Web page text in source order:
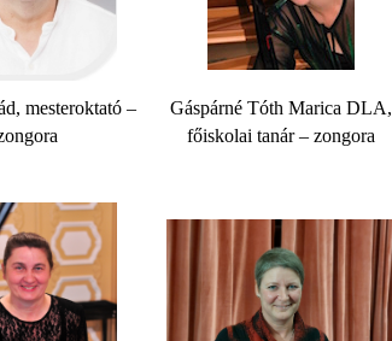
mesteroktató –
Gáspárné Tóth Marica DLA,
főiskolai tanár – zongora